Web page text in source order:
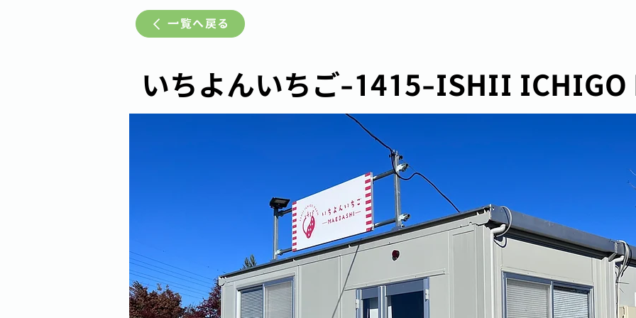
一覧へ戻る
いちよんいちご-1415-ISHII ICHIGO